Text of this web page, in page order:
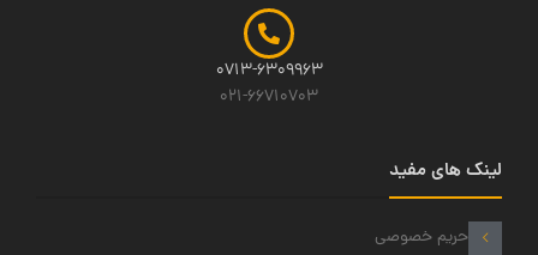
0713-6309963
021-66710703
لینک های مفید
حریم خصوصی